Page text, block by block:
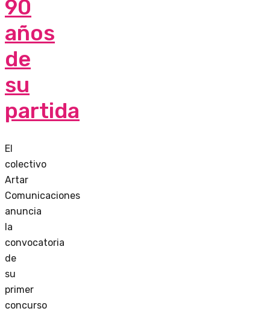
90
años
de
su
partida
El
colectivo
Artar
Comunicaciones
anuncia
la
convocatoria
de
su
primer
concurso